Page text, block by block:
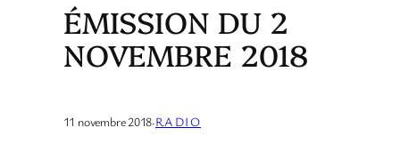
ÉMISSION DU 2
NOVEMBRE 2018
11 novembre 2018·RADIO